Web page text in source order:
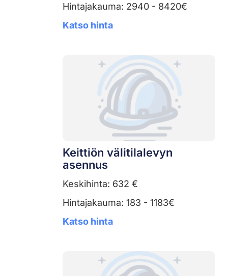
Hintajakauma: 2940 - 8420€
Katso hinta
Keittiön välitilalevyn
asennus
Keskihinta: 632 €
Hintajakauma: 183 - 1183€
Katso hinta